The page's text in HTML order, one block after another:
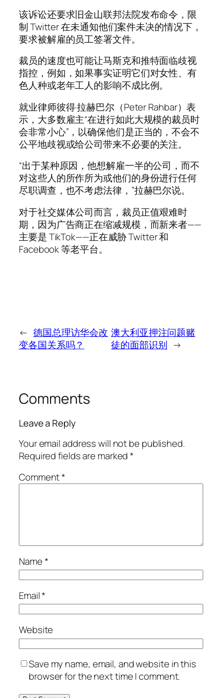
该诉讼还要求旧金山联邦法院发布命令，限
制 Twitter 在未通知他们案件未决的情况下，
要求被解雇的员工签署文件。
裁员的速度也可能让马斯克和推特面临歧视
指控，例如，如果事实证明它们对女性、有
色人种或老年工人的影响不成比例。
就业律师彼得·拉赫巴尔（Peter Rahbar）表
示，大多数雇主“在进行如此大规模的裁员时
会非常小心”，以确保他们是正当的，不会不
公平地歧视或给公司带来不必要的关注。
“出于某种原因，他想解雇一半的公司，而不
对这些人的所作所为或他们的身份进行任何
尽职调查，也不考虑法律，”拉赫巴尔说。
对于社交媒体公司而言，裁员正值艰难时
期，因为广告商正在缩减规模，而新来者——
主要是 TikTok——正在威胁 Twitter 和
Facebook 等老平台。
← 德国总理访华会改
变各国关系吗？
澳大利亚押注问题赌
徒的面部识别 →
Comments
Leave a Reply
Your email address will not be published.
Required fields are marked*
Comment*
Name*
Email*
Website
Save my name, email, and website in this
browser for the next time I comment.